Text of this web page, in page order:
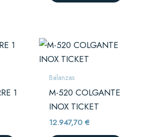
1
Balanzas
M-520 COLGANTE
INOX TICKET
12.947,70€